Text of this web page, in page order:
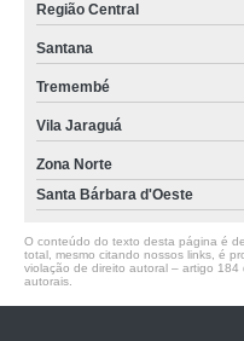
curvamento de tubos de aço inox
curvamento de tubo em aço
curvamento de tubos dobra
Região Central
Santana
Tremembé
Vila Jaraguá
Zona Norte
Santa Bárbara d'Oeste
O conteúdo do texto desta página é
total, mesmo citando nossos links, é
violação de direito autoral – artigo 184
autorais